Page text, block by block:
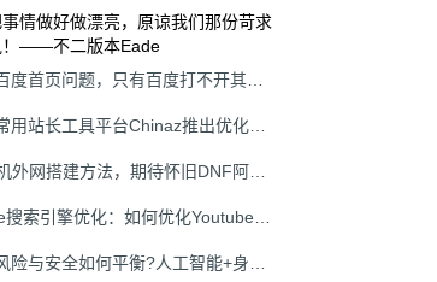
情做好做漂亮，原谅我们那份苛求
！——不二版本Eade
页问题，只有百度打不开其他能打开怎么解决？
工具平台Chinaz推出优化关键词在线分析挖掘生成功能工具集
网搭建方法，期待怀旧DNF阿拉德大陆回归！
索引擎优化：如何优化Youtube搜索算法
与安全如何平衡?人工智能+身份认证